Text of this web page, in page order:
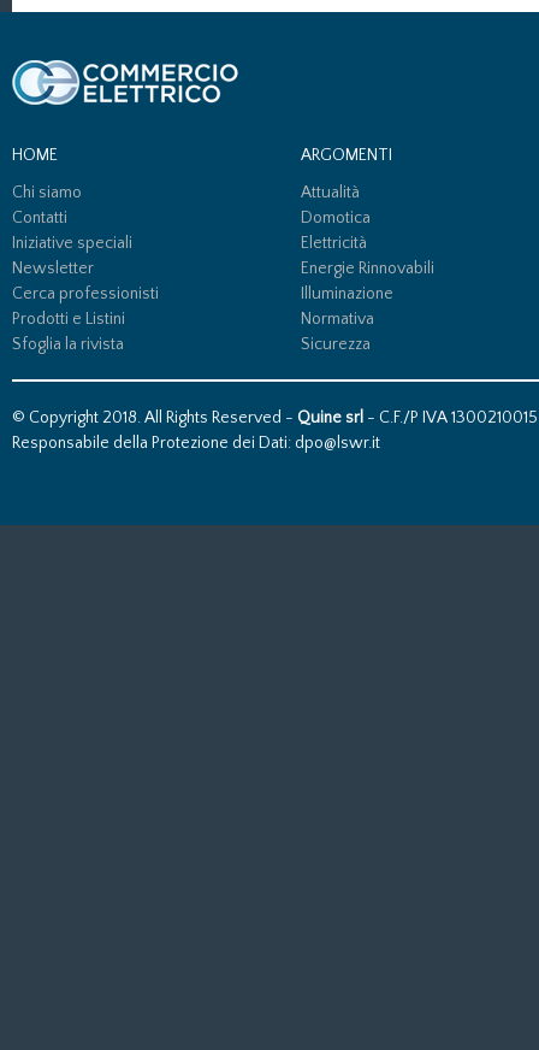
HOME
Chi siamo
Contatti
Iniziative speciali
Newsletter
Cerca professionisti
Prodotti e Listini
Sfoglia la rivista
ARGOMENTI
Attualità
Domotica
Elettricità
Energie Rinnovabili
Illuminazione
Normativa
Sicurezza
© Copyright 2018. All Rights Reserved - Quine srl - C.F./P IVA
Responsabile della Protezione dei Dati: dpo@lswr.it